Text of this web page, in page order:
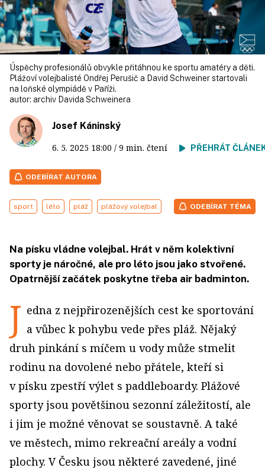
Úspěchy profesionálů obvykle přitáhnou ke sportu amatéry a děti.
Plážoví volejbalisté Ondřej Perušič a David Schweiner startovali
na loňské olympiádě v Paříži.
autor: archiv Davida Schweinera
Josef Káninský
6. 5. 2025 18:00 / 9 min. čtení PŘEHRÁT
ODEBÍRAT AUTORA
sport léto pláž plážový volejbal ODEBÍRAT TÉMA
Na písku vládne volejbal. Hrát v něm kolektivní
sporty je náročné, ale pro léto jsou jako stvořené.
Opatrnější začátek poskytne třeba air badminton.
J edna z nejpřirozenějších cest ke sportování
a vůbec k pohybu vede přes pláž. Nějaký
druh pinkání s míčem u vody může stmelit
rodinu na dovolené nebo přátele, kteří si
v písku zpestří výlet s paddleboardy. Plážové
sporty jsou povětšinou sezonní záležitostí, ale
i jim je možné věnovat se soustavně. A také
ve městech, mimo rekreační areály a vodní
plochy. V Česku jsou některé zavedené, jiné